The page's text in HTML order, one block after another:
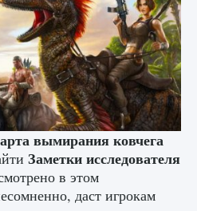
в EA FC 25
2 064 0 1
вымирания ковчега
Заметки исследователя
в этом
даст игрокам